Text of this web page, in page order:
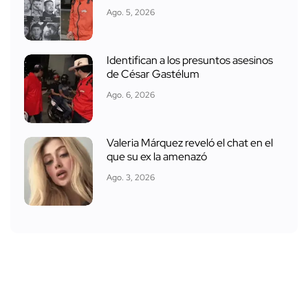
Ago. 5, 2026
Identifican a los presuntos asesinos
de César Gastélum
Ago. 6, 2026
Valeria Márquez reveló el chat en el
que su ex la amenazó
Ago. 3, 2026